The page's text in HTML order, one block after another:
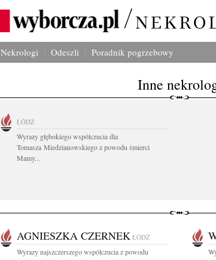
Nekrologi Odeszli Poradnik pogrzebowy
Inne
ŁÓDŹ
Wyrazy głębokiego współczucia dla
Tomasza Miedzianowskiego z powodu śmierci
Mamy...
AGNIESZKA CZERNEK ŁÓDŹ
Wyrazy najszczerszego współczucia z powodu